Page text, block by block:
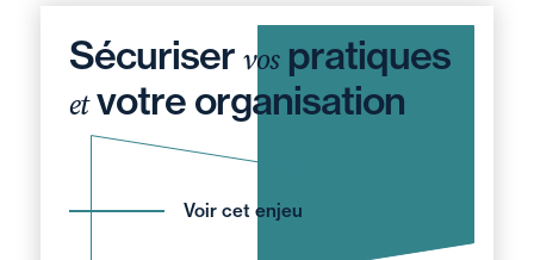
Sécuriser vospratiques
etvotre organisation
Voir cet enjeu